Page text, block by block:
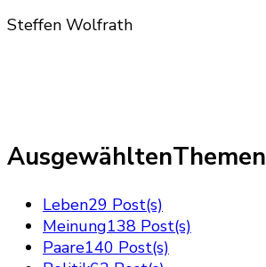
Steffen Wolfrath
AusgewähltenThemen
Leben29 Post(s)
Meinung138 Post(s)
Paare140 Post(s)